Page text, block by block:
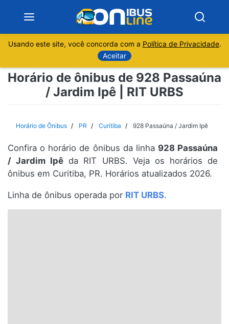
Sobre
Rio de Janeiro
Usando este site, você concorda com a Política de Privacidade.
Aceitar
Horário de ônibus de 928 Passaúna
/ Jardim Ipê | RIT URBS
Horário de Ônibus PR Curitiba 928 Passaúna / Jardim Ipê
Confira o horário de ônibus da linha 928 Passaúna
/ Jardim Ipê da RIT URBS. Veja os horários de
ônibus em Curitiba, PR. Horários atualizados 2026.
Linha de ônibus operada por RIT URBS.